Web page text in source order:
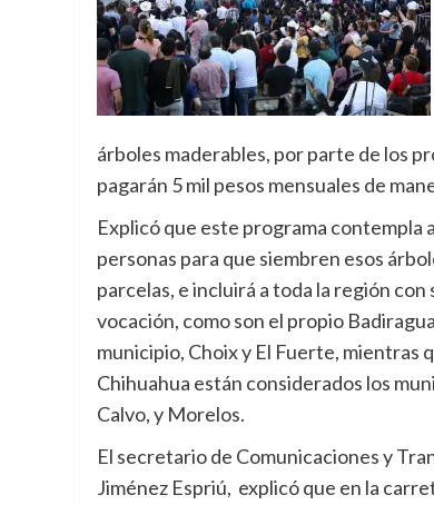
árboles maderables, por parte de los
pagarán 5 mil pesos mensuales de
Explicó que este programa contempla
personas para que siembren esos
parcelas, e incluirá a toda la región
vocación, como son el propio
municipio, Choix y El Fuerte, mientras
Chihuahua están considerados los
Calvo, y Morelos.
El secretario de Comunicaciones y
Jiménez Espriú, explicó que en la